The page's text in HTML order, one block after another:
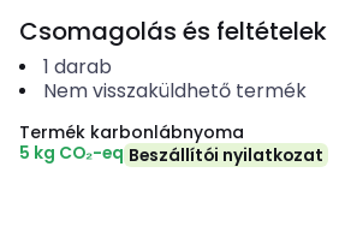
Csomagolás és feltételek
1 darab
Nem visszaküldhető termék
Termék karbonlábnyoma
5 kg CO₂-eq Beszállítói nyilatkozat